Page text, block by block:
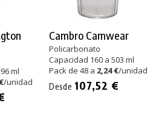
ml
/unidad
Cambro Camwear
Policarbonato
Capacidad 160 a 503 ml
Pack de 48 a 2,24 €/unidad
Desde 107,52 €